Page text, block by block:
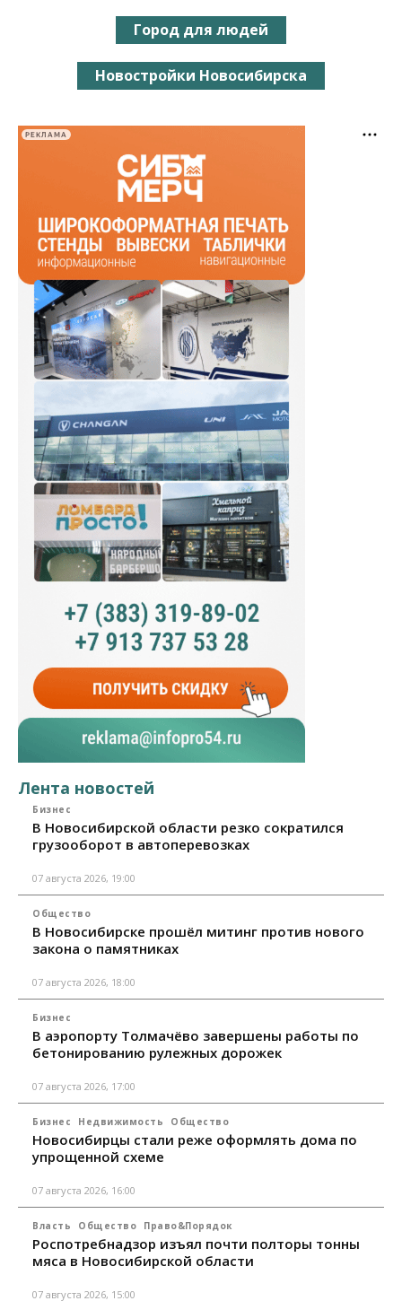
Город для людей
Новостройки Новосибирска
РЕКЛАМА
Лента новостей
Бизнес
В Новосибирской области резко сократился
грузооборот в автоперевозках
07 августа 2026, 19:00
Общество
В Новосибирске прошёл митинг против нового
закона о памятниках
07 августа 2026, 18:00
Бизнес
В аэропорту Толмачёво завершены работы по
бетонированию рулежных дорожек
07 августа 2026, 17:00
Бизнес Недвижимость Общество
Новосибирцы стали реже оформлять дома по
упрощенной схеме
07 августа 2026, 16:00
Власть Общество Право&Порядок
Роспотребнадзор изъял почти полторы тонны
мяса в Новосибирской области
07 августа 2026, 15:00